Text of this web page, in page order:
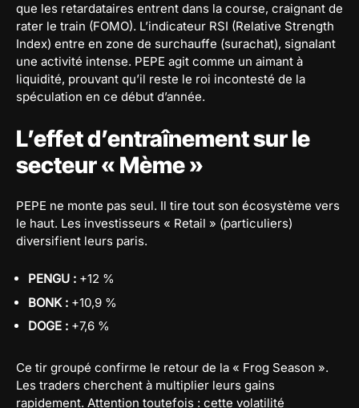
que les retardataires entrent dans la course, craignant de
rater le train (FOMO). L’indicateur RSI (Relative Strength
Index) entre en zone de surchauffe (surachat), signalant
une activité intense. PEPE agit comme un aimant à
liquidité, prouvant qu’il reste le roi incontesté de la
spéculation en ce début d’année.
L’effet d’entraînement sur le
secteur « Mème »
PEPE ne monte pas seul. Il tire tout son écosystème vers
le haut. Les investisseurs « Retail » (particuliers)
diversifient leurs paris.
PENGU : +12 %
BONK : +10,9 %
DOGE : +7,6 %
Ce tir groupé confirme le retour de la « Frog Season ».
Les traders cherchent à multiplier leurs gains
rapidement. Attention toutefois : cette volatilité